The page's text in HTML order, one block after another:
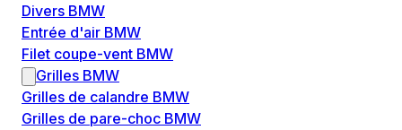
Divers BMW
Entrée d'air BMW
Filet coupe-vent BMW
Grilles BMW
Grilles de calandre BMW
Grilles de pare-choc BMW